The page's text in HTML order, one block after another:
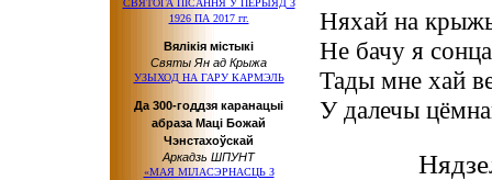
СВЯТОГА ПІСАННЯ Ў ПЕРЫЯД З
1926 ПА 2017 гг.
Вялікія містыкі
Святы Ян ад Крыжа
УЗЫХОД НА ГАРУ КАРМЭЛЬ
Да 300-годдзя каранацыі
абраза Маці Божай
Чэнстахоўскай
Аркадзь ШПУНТ
«МАЯ МІЛАСЭРНАСЦЬ З
Няхай на
Не бачу я
Тады мне хай
У далечы